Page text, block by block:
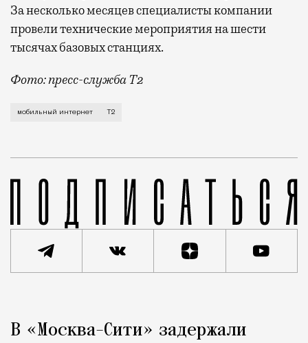
За несколько месяцев специалисты компании
провели технические мероприятия на шести
тысячах базовых станциях.
Фото: пресс-служба Т2
Мобильный оператор Т2 завершил работы по
мобильный интернет Т2
Город
В «Москва-Сити» задержали